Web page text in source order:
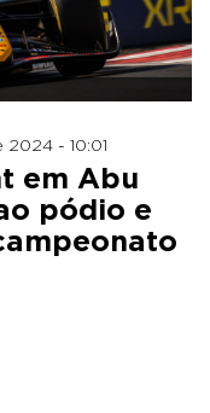
- 10:01
em Abu
pódio e